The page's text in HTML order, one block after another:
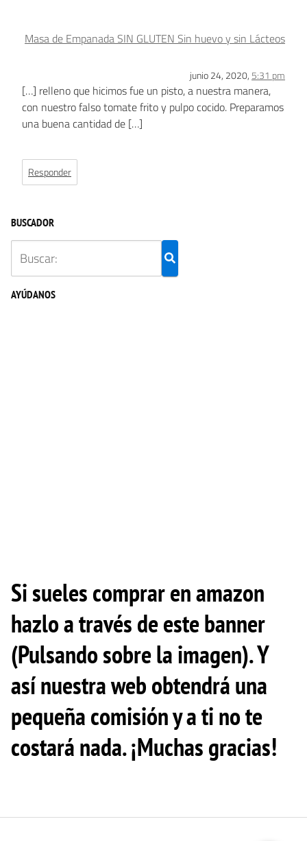
Masa de Empanada SIN GLUTEN Sin huevo y sin Lácteos
junio 24, 2020, 5:31 pm
[…] relleno que hicimos fue un pisto, a nuestra manera,
con nuestro falso tomate frito y pulpo cocido. Preparamos
una buena cantidad de […]
Responder
BUSCADOR
AYÚDANOS
Si sueles comprar en amazon
hazlo a través de este banner
(Pulsando sobre la imagen). Y
así nuestra web obtendrá una
pequeña comisión y a ti no te
costará nada. ¡Muchas gracias!